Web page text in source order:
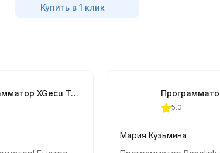
Купить в 1 клик
Программатор XGecu T48 TL866-3G + 22 адаптера
5.0
Мария Кузьмина